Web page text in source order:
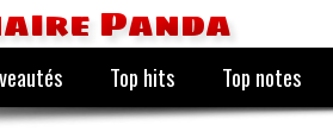
Panda
Top hits Top notes